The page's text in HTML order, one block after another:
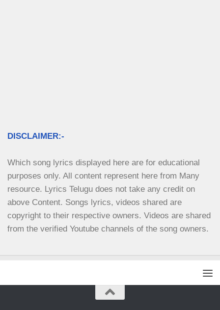
DISCLAIMER:-
Which song lyrics displayed here are for educational
purposes only. All content represent here from Many
resource. Lyrics Telugu does not take any credit on
above Content. Songs lyrics, videos shared are
copyright to their respective owners. Videos are shared
from the verified Youtube channels of the song owners.